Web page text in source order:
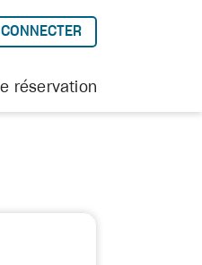
À AEROPLAN
réservation